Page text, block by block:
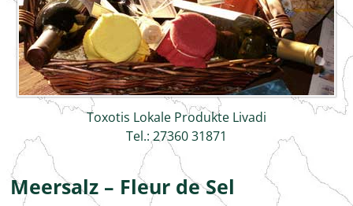
Toxotis Lokale Produkte Livadi
Tel.: 27360 31871
Meersalz – Fleur de Sel